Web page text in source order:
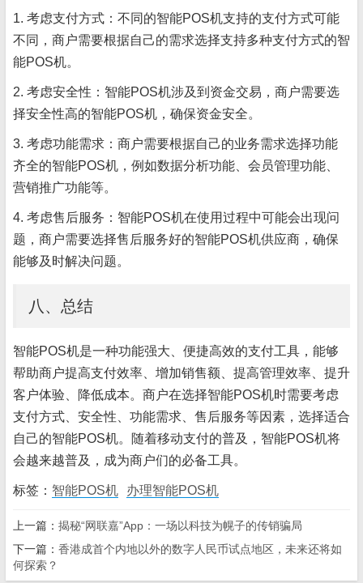
1. 考虑支付方式：不同的智能POS机支持的支付方式可能
不同，商户需要根据自己的需求选择支持多种支付方式的智
能POS机。
2. 考虑安全性：智能POS机涉及到资金交易，商户需要选
择安全性高的智能POS机，确保资金安全。
3. 考虑功能需求：商户需要根据自己的业务需求选择功能
齐全的智能POS机，例如数据分析功能、会员管理功能、
营销推广功能等。
4. 考虑售后服务：智能POS机在使用过程中可能会出现问
题，商户需要选择售后服务好的智能POS机供应商，确保
能够及时解决问题。
八、总结
智能POS机是一种功能强大、便捷高效的支付工具，能够
帮助商户提高支付效率、增加销售额、提高管理效率、提升
客户体验、降低成本。商户在选择智能POS机时需要考虑
支付方式、安全性、功能需求、售后服务等因素，选择适合
自己的智能POS机。随着移动支付的普及，智能POS机将
会越来越普及，成为商户们的必备工具。
标签： 智能POS机 办理智能POS机
上一篇： 揭秘“网联嘉”App：一场以科技为幌子的传销骗局
下一篇： 香港成首个内地以外的数字人民币试点地区，未来还将如
何探索？